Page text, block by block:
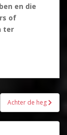
en die
of
ter
Achter de heg